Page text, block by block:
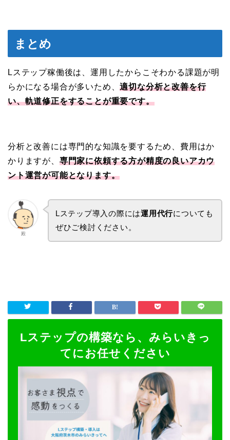
まとめ
Lステップ稼働後は、運用したからこそわかる課題が明
らかになる場合が多いため、適切な分析と改善を行
い、軌道修正をすることが重要です。
分析と改善には専門的な知識を要するため、費用はか
かりますが、 専門家に依頼する方が精度の良いアカウ
ント運営が可能となります。
殿
Lステップ導入の際には運用代行についても
ぜひご検討ください。
Lステップの構築なら、みらいきっ
てにお任せください